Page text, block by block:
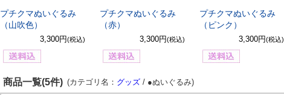
プチクマぬいぐるみ
（山吹色）
3,300円(税込)
プチクマぬいぐるみ
（赤）
3,300円(税込)
プチクマぬいぐるみ
（ピンク）
3,300円(税込)
商品一覧(5件) (カテゴリ名： グッズ / ●ぬいぐるみ)